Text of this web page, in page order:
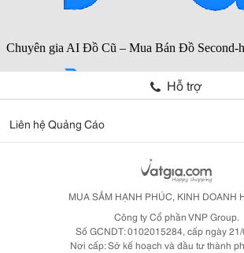
Hỗ trợ
Liên hệ Quảng Cáo
MUA SẮM HẠNH PHÚC, KINH DOANH
Công ty Cổ phần VNP Group.
Số GCNDT: 0102015284, cấp ngày
Nơi cấp: Sở kế hoạch và đầu tư thành